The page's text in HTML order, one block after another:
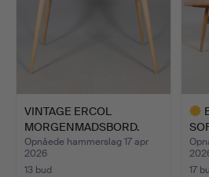
VINTAGE ERCOL
MORGENMADSBORD.
Opnåede hammerslag 17 apr
2026
13 bud
17